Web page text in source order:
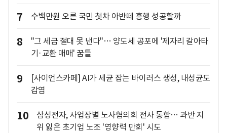
7 수백만원 오른 국민 첫차 아반떼 흥행 성공할까
8
"그 세금 절대 못 낸다"… 양도세 공포에 '제자리 갈아타
기·교환 매매' 꿈틀
9
[사이언스카페] AI가 세균 잡는 바이러스 생성, 내성균도
감염
10
삼성전자, 사업장별 노사협의회 전사 통합… 과반 지
위 잃은 초기업 노조 '영향력 만회' 시도